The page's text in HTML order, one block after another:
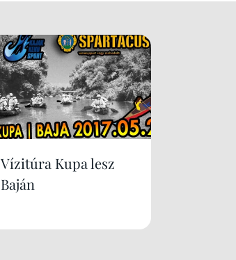
Vízitúra Kupa lesz
Baján